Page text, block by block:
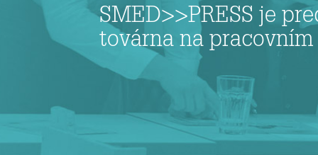
SMED>>PRESS je
továrna na